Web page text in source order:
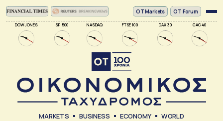
DOW JONES SP 500 NASDAQ FTSE 100 DAX 30 CAC 40
ΟΤ Markets OT Forum
MARKETS BUSINESS ECONOMY WORLD